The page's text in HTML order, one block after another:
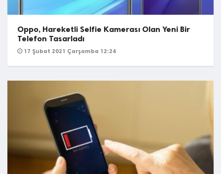
Oppo, Hareketli Selfie Kamerası Olan Yeni Bir
Telefon Tasarladı
17 Şubat 2021 Çarşamba 12:24